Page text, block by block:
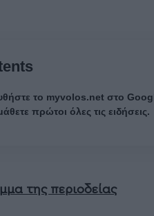
το myvolos.net στο
πρώτοι όλες τις ειδήσεις.
της περιοδείας